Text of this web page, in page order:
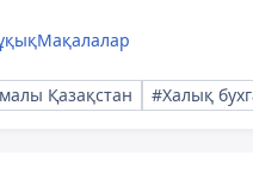
Мақалалар
Қазақстан #Халық